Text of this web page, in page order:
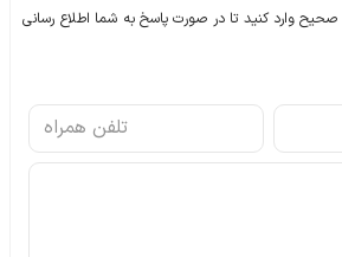
صحیح وارد کنید تا در صورت پاسخ به شما اطلاع رسانی